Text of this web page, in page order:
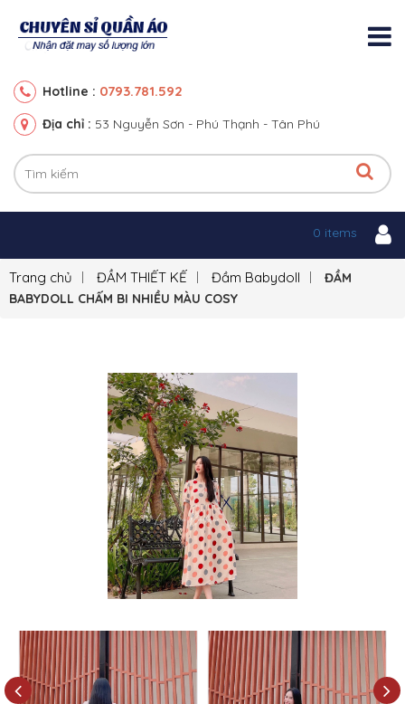
Hotline : 0793.781.592
Địa chỉ : 53 Nguyễn Sơn - Phú Thạnh - Tân Phú
0 items
Trang chủ ĐẦM THIẾT KẾ Đầm Babydoll
ĐẦM
BABYDOLL CHẤM BI NHIỀU MÀU COSY